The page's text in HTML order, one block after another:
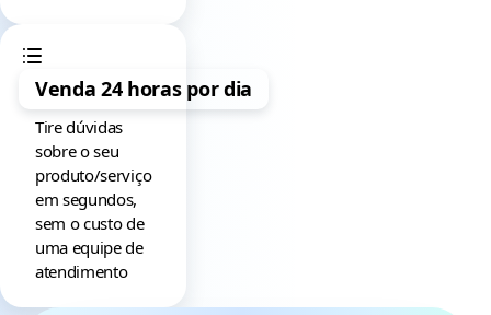
Venda 24 horas por dia
Tire dúvidas
sobre o seu
produto/serviço
em segundos,
sem o custo de
uma equipe de
atendimento